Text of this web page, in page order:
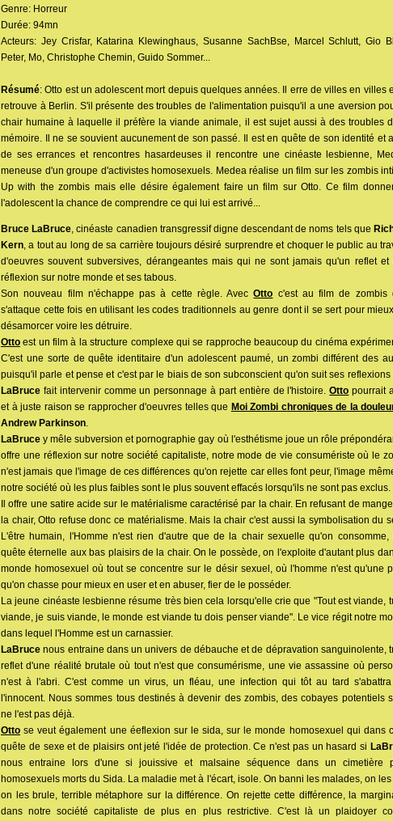
Genre: Horreur
Durée: 94mn
Acteurs: Jey Crisfar, Katarina Klewinghaus, Susanne SachBse, Marcel Schlutt, Gio
Peter, Mo, Christophe Chemin, Guido Sommer...
Résumé: Otto est un adolescent mort depuis quelques années. Il erre de villes en villes
retrouve à Berlin. S'il présente des troubles de l'alimentation puisqu'il a une aversion
chair humaine à laquelle il préfère la viande animale, il est sujet aussi à des troubles
mémoire. Il ne se souvient aucunement de son passé. Il est en quête de son identité et
de ses errances et rencontres hasardeuses il rencontre une cinéaste lesbienne,
meneuse d'un groupe d'activistes homosexuels. Medea réalise un film sur les zombis
Up with the zombis mais elle désire également faire un film sur Otto. Ce film
l'adolescent la chance de comprendre ce qui lui est arrivé...
Bruce LaBruce, cinéaste canadien transgressif digne descendant de noms tels que
Kern, a tout au long de sa carrière toujours désiré surprendre et choquer le public au
d'oeuvres souvent subversives, dérangeantes mais qui ne sont jamais qu'un reflet et
réflexion sur notre monde et ses tabous.
Son nouveau film n'échappe pas à cette règle. AvecOtto c'est au film de zombis
s'attaque cette fois en utilisant les codes traditionnels au genre dont il se sert pour
désamorcer voire les détruire.
Otto est un film à la structure complexe qui se rapproche beaucoup du cinéma
C'est une sorte de quête identitaire d'un adolescent paumé, un zombi différent des
puisqu'il parle et pense et c'est par le biais de son subconscient qu'on suit ses reflexions
LaBruce fait intervenir comme un personnage à part entière de l'histoire.Otto pourrait
et à juste raison se rapprocher d'oeuvres telles que Moi Zombi chroniques de la
Andrew Parkinson.
LaBruce y mêle subversion et pornographie gay où l'esthétisme joue un rôle
offre une réflexion sur notre société capitaliste, notre mode de vie consumériste où le
n'est jamais que l'image de ces différences qu'on rejette car elles font peur, l'image
notre société où les plus faibles sont le plus souvent effacés lorsqu'ils ne sont pas exclus.
Il offre une satire acide sur le matérialisme caractérisé par la chair. En refusant de
la chair, Otto refuse donc ce matérialisme. Mais la chair c'est aussi la symbolisation du
L'être humain, l'Homme n'est rien d'autre que de la chair sexuelle qu'on consomme,
quête éternelle aux bas plaisirs de la chair. On le possède, on l'exploite d'autant plus
monde homosexuel où tout se concentre sur le désir sexuel, où l'homme n'est qu'une
qu'on chasse pour mieux en user et en abuser, fier de le posséder.
La jeune cinéaste lesbienne résume très bien cela lorsqu'elle crie que "Tout est viande,
viande, je suis viande, le monde est viande tu dois penser viande". Le vice régit notre
dans lequel l'Homme est un carnassier.
LaBruce nous entraine dans un univers de débauche et de dépravation sanguinolente,
reflet d'une réalité brutale où tout n'est que consumérisme, une vie assassine où
n'est à l'abri. C'est comme un virus, un fléau, une infection qui tôt au tard
l'innocent. Nous sommes tous destinés à devenir des zombis, des cobayes potentiels
ne l'est pas déjà.
Otto se veut également une éeflexion sur le sida, sur le monde homosexuel qui dans
quête de sexe et de plaisirs ont jeté l'idée de protection. Ce n'est pas un hasard si
nous entraine lors d'une si jouissive et malsaine séquence dans un cimetière
homosexuels morts du Sida. La maladie met à l'écart, isole. On banni les malades, on les
on les brule, terrible métaphore sur la différence. On rejette cette différence, la
dans notre société capitaliste de plus en plus restrictive. C'est là un plaidoyer